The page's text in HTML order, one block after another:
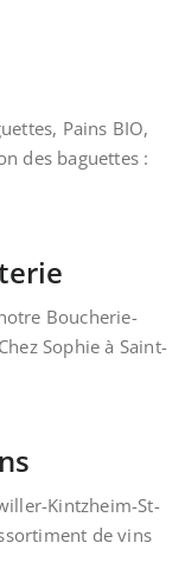
Pains BIO,
des baguettes :
Boucherie-
Sophie à Saint-
Kintzheim-St-
de vins